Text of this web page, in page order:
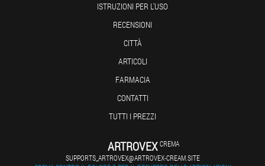
ISTRUZIONI PER L'USO
RECENSIONI
CITTÀ
ARTICOLI
FARMACIA
CONTATTI
TUTTI I PREZZI
ARTROVEX CREMA
SUPPORTS_ARTROVEX@ARTROVEX-CREAM.SITE